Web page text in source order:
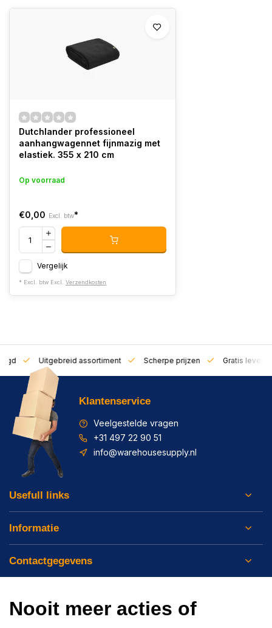
Dutchlander professioneel
aanhangwagennet fijnmazig met
elastiek. 355 x 210 cm
Op voorraad
€0,00 Excl. btw*
Vergelijk
* Excl. btw Excl. Verzendkosten
Uitgebreid assortiment Scherpe prijzen Gratis
Klantenservice
Veelgestelde vragen
+31 497 22 90 51
info@warehousesupply.nl
Usefull links
Informatie
Contactgegevens
Nooit meer acties of